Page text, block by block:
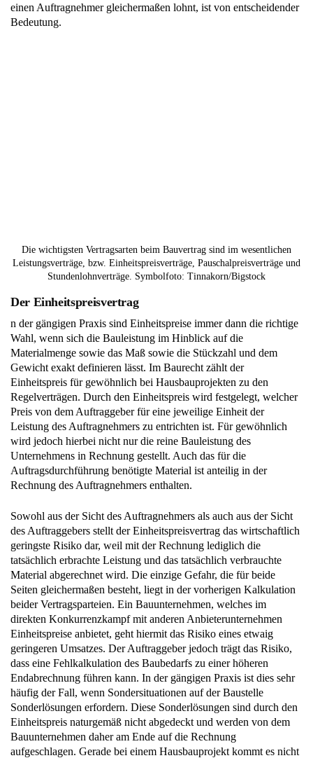
einen Auftragnehmer gleichermaßen lohnt, ist von entscheidender
Bedeutung.
Die wichtigsten Vertragsarten beim Bauvertrag sind im wesentlichen
Leistungsverträge, bzw. Einheitspreisverträge, Pauschalpreisverträge und
Stundenlohnverträge. Symbolfoto: Tinnakorn/Bigstock
Der Einheitspreisvertrag
n der gängigen Praxis sind Einheitspreise immer dann die richtige
Wahl, wenn sich die Bauleistung im Hinblick auf die
Materialmenge sowie das Maß sowie die Stückzahl und dem
Gewicht exakt definieren lässt. Im Baurecht zählt der
Einheitspreis für gewöhnlich bei Hausbauprojekten zu den
Regelverträgen. Durch den Einheitspreis wird festgelegt, welcher
Preis von dem Auftraggeber für eine jeweilige Einheit der
Leistung des Auftragnehmers zu entrichten ist. Für gewöhnlich
wird jedoch hierbei nicht nur die reine Bauleistung des
Unternehmens in Rechnung gestellt. Auch das für die
Auftragsdurchführung benötigte Material ist anteilig in der
Rechnung des Auftragnehmers enthalten.
Sowohl aus der Sicht des Auftragnehmers als auch aus der Sicht
des Auftraggebers stellt der Einheitspreisvertrag das wirtschaftlich
geringste Risiko dar, weil mit der Rechnung lediglich die
tatsächlich erbrachte Leistung und das tatsächlich verbrauchte
Material abgerechnet wird. Die einzige Gefahr, die für beide
Seiten gleichermaßen besteht, liegt in der vorherigen Kalkulation
beider Vertragsparteien. Ein Bauunternehmen, welches im
direkten Konkurrenzkampf mit anderen Anbieterunternehmen
Einheitspreise anbietet, geht hiermit das Risiko eines etwaig
geringeren Umsatzes. Der Auftraggeber jedoch trägt das Risiko,
dass eine Fehlkalkulation des Baubedarfs zu einer höheren
Endabrechnung führen kann. In der gängigen Praxis ist dies sehr
häufig der Fall, wenn Sondersituationen auf der Baustelle
Sonderlösungen erfordern. Diese Sonderlösungen sind durch den
Einheitspreis naturgemäß nicht abgedeckt und werden von dem
Bauunternehmen daher am Ende auf die Rechnung
aufgeschlagen. Gerade bei einem Hausbauprojekt kommt es nicht